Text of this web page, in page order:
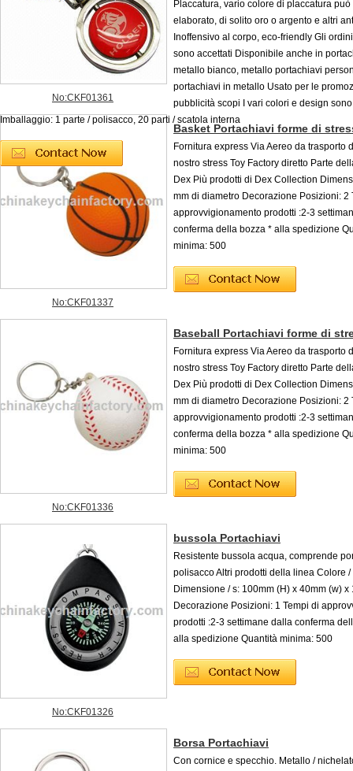
No:CKF01361
Placcatura, vario colore di placcatura può
elaborato, di solito oro o argento e altri
Inoffensivo al corpo, eco-friendly Gli
sono accettati Disponibile anche in
metallo bianco, metallo portachiavi
portachiavi in ​​metallo Usato per le
pubblicità scopi I vari colori e design
Imballaggio: 1 parte / polisacco, 20 parti / scatola interna
No:CKF01337
Basket Portachiavi forme di
Fornitura express Via Aereo da trasporto
nostro stress Toy Factory diretto Parte
Dex Più prodotti di Dex Collection
mm di diametro Decorazione Posizioni: 2
approvvigionamento prodotti :2-3
conferma della bozza * alla spedizione
minima: 500
No:CKF01336
Baseball Portachiavi forme di
Fornitura express Via Aereo da trasporto
nostro stress Toy Factory diretto Parte
Dex Più prodotti di Dex Collection
mm di diametro Decorazione Posizioni: 2
approvvigionamento prodotti :2-3
conferma della bozza * alla spedizione
minima: 500
No:CKF01326
bussola Portachiavi
Resistente bussola acqua, comprende
polisacco Altri prodotti della linea Colore /
Dimensione / s: 100mm (H) x 40mm (w) x
Decorazione Posizioni: 1 Tempi di
prodotti :2-3 settimane dalla conferma
alla spedizione Quantità minima: 500
Borsa Portachiavi
Con cornice e specchio. Metallo /